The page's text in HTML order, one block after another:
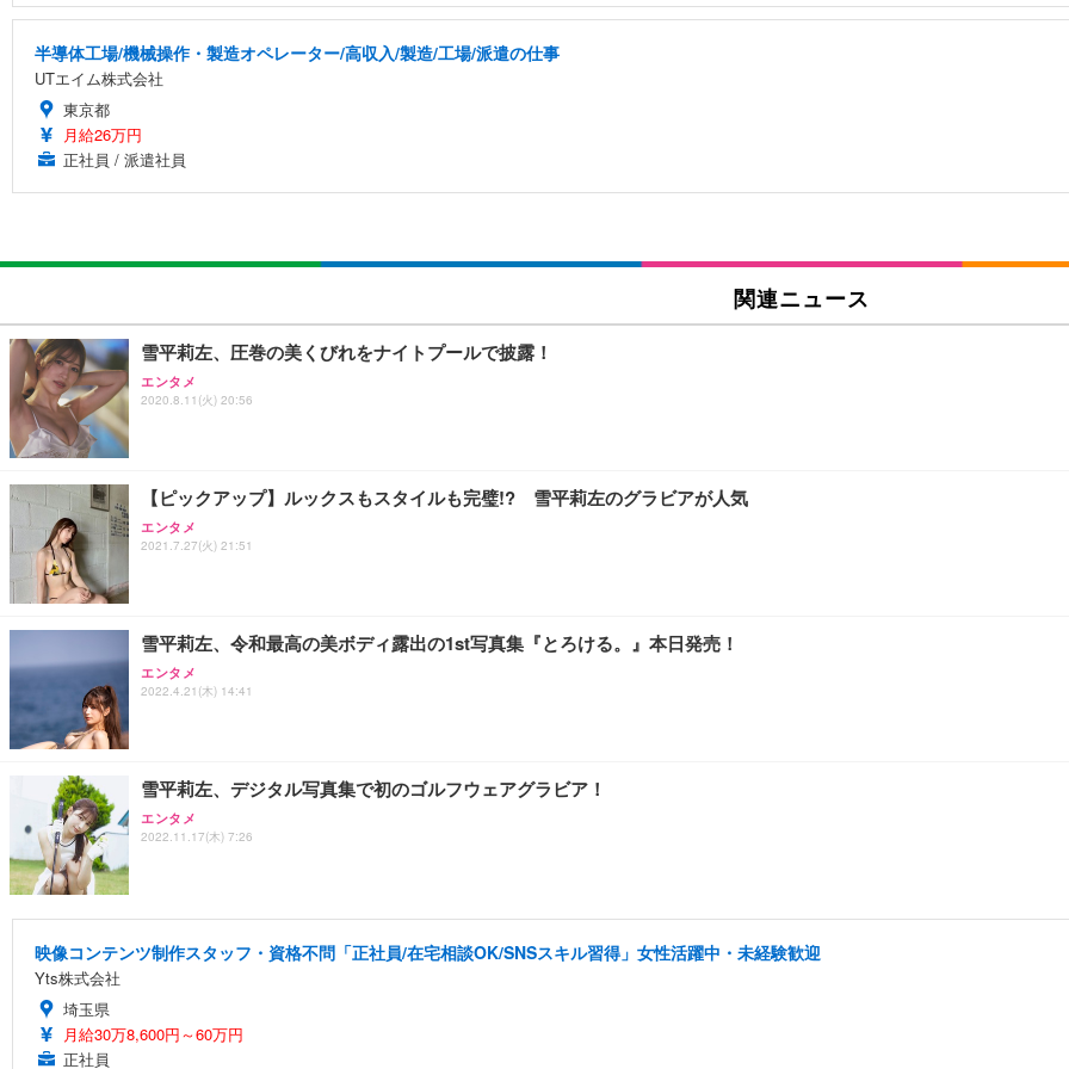
半導体工場/機械操作・製造オペレーター/高収入/製造/工場/派遣の仕事
UTエイム株式会社
東京都
月給26万円
正社員 / 派遣社員
関連ニュース
雪平莉左、圧巻の美くびれをナイトプールで披露！
エンタメ
2020.8.11(火) 20:56
【ピックアップ】ルックスもスタイルも完璧!? 雪平莉左のグラビアが人気
エンタメ
2021.7.27(火) 21:51
雪平莉左、令和最高の美ボディ露出の1st写真集『とろける。』本日発売！
エンタメ
2022.4.21(木) 14:41
雪平莉左、デジタル写真集で初のゴルフウェアグラビア！
エンタメ
2022.11.17(木) 7:26
映像コンテンツ制作スタッフ・資格不問「正社員/在宅相談OK/SNSスキル習得」女性活躍中・未経験歓迎
Yts株式会社
埼玉県
月給30万8,600円～60万円
正社員